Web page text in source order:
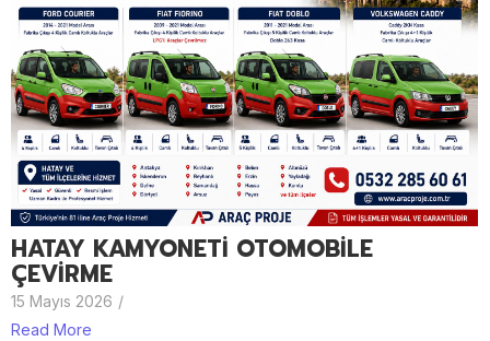
HATAY KAMYONETİ OTOMOBİLE
ÇEVİRME
15 Mayıs 2026 /
Read More